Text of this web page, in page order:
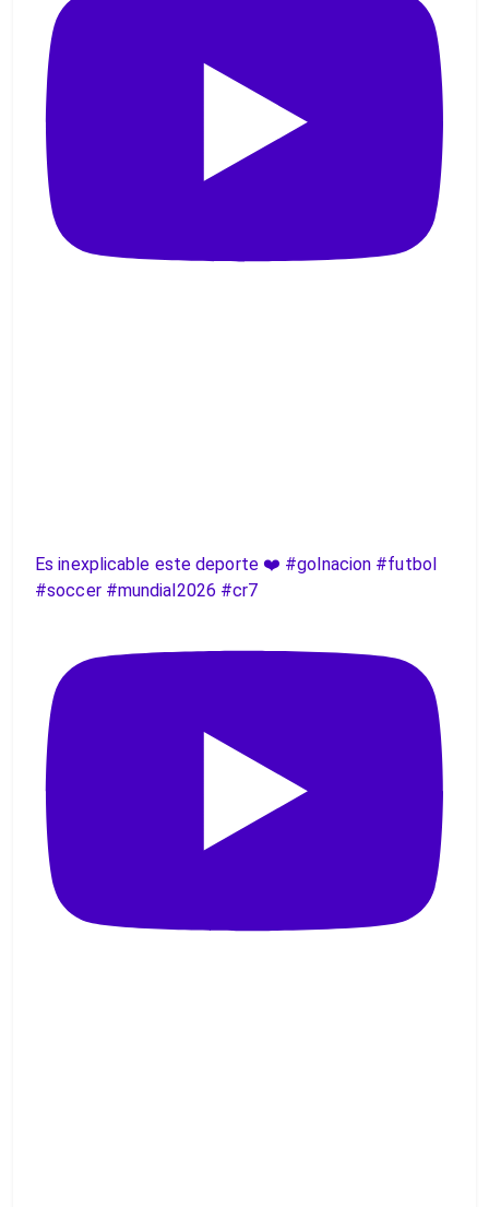
Es inexplicable este deporte ❤️ #golnacion #futbol
#soccer #mundial2026 #cr7